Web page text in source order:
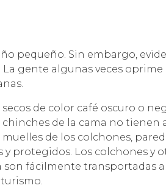
pequeño. Sin embargo,
gente algunas veces
de color café oscuro o
de la cama no tienen
de los colchones,
protegidos. Los colchones
fácilmente transportadas